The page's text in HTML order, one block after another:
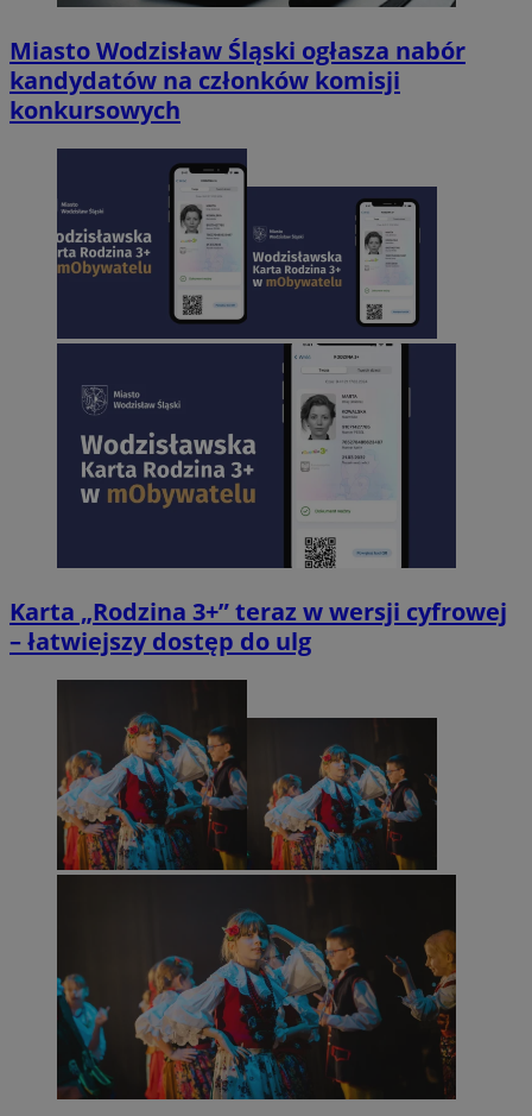
Miasto Wodzisław Śląski ogłasza nabór
kandydatów na członków komisji
konkursowych
Karta „Rodzina 3+” teraz w wersji cyfrowej
– łatwiejszy dostęp do ulg